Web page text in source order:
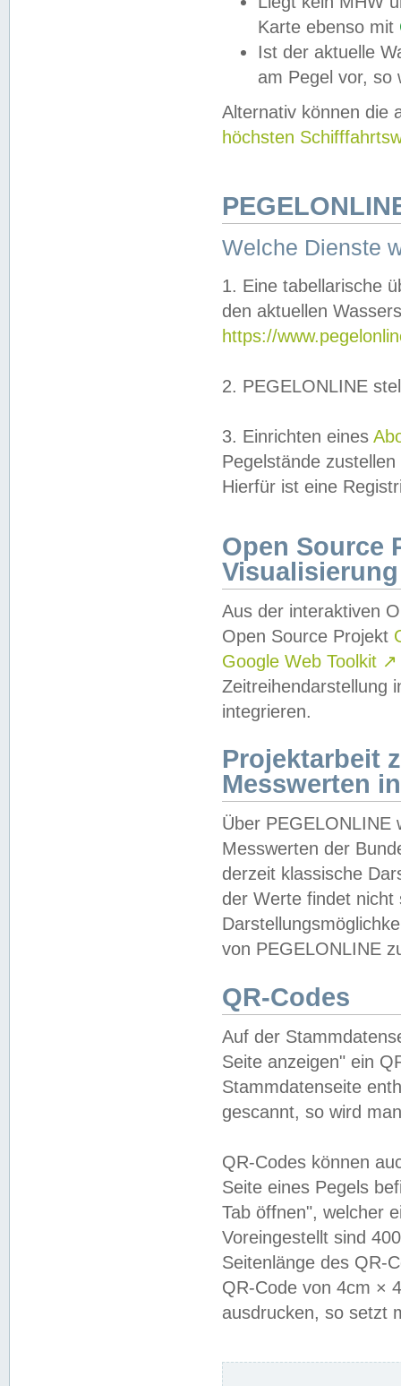
Karte ebenso mit
Ist der aktuelle
am Pegel vor,
Alternativ können die
höchsten
Welche Dienste
1. Eine tabellarische
den aktuellen
https://
2. PEGELONLINE
3. Einrichten eines
Pegelstände
Hierfür ist eine
Open Source
Visualisierung
Aus der interaktiven
Open Source Projekt
Google Web Toolkit ↗
Zeitreihendarstellung
integrieren.
Projektarbeit
Messwerten
Über PEGELONLINE
Messwerten der
derzeit klassische
der Werte findet
von PEGELONLINE
QR-Codes
Auf der
Seite anzeigen" ein
Stammdatenseite
gescannt, so wird
QR-Codes können
Seite eines Pegels
Tab öffnen", welcher
Voreingestellt sind
Seitenlänge des QR-
QR-Code von 4cm ×
ausdrucken, so setzt